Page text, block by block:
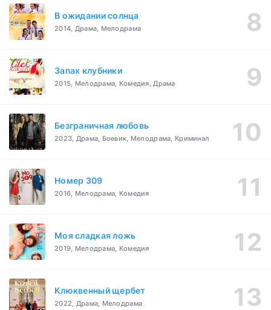
В ожидании солнца
2014, Драма, Мелодрама
Запах клубники
2015, Мелодрама, Комедия, Драма
Безграничная любовь
2023, Драма, Боевик, Мелодрама, Криминал
Номер 309
2016, Мелодрама, Комедия
Моя сладкая ложь
2019, Мелодрама, Комедия
Клюквенный щербет
2022, Драма, Мелодрама